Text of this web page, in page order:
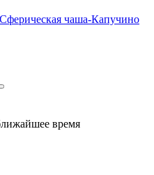
чаша-Капучино
время